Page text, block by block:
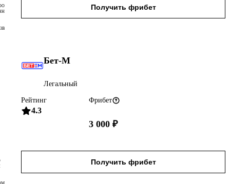
Получить фрибет
Бет-М
Легальный
Рейтинг
4.3
Фрибет
3 000 ₽
Получить фрибет